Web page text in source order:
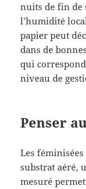
nuits de fin de
l’humidité
papier peut
dans de
qui
niveau de
Penser
Les
substrat aéré,
mesuré